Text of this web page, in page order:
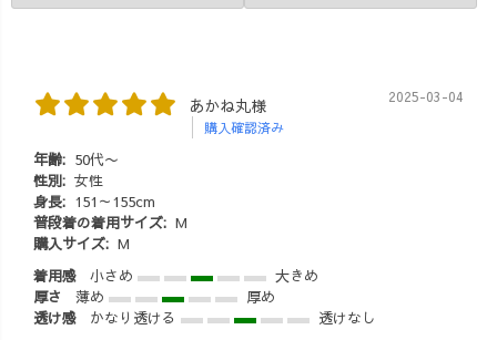
リの綿カスが残
よ〜🤤❤️ メンズ
ロンTが欲しいけ
どサイズが...そ
んな方、こちら
本当におすすめ♪
こんな風に、
お客様のご要望
にお応えして、
どんどん商品を
め込めちゃった
きても大丈夫!!
笑 手荷物いっぱ
🤗✨ 生地に
は、愛知県豊川
市で織られたジ
あかね丸様
購入確認済み
2025-03-04
年齢: 50代〜
性別: 女性
身長: 151～155cm
普段着の着用サイズ: M
購入サイズ: M
着用感
小さめ
大きめ
厚さ
薄め
厚め
透け感
かなり透ける 透けなし